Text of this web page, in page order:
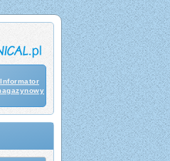
Informator